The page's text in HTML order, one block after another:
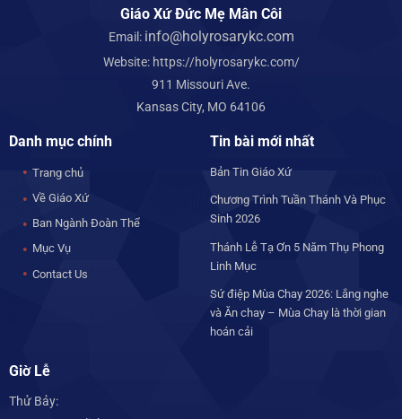
Giáo Xứ Đức Mẹ Mân Côi
Email: info@holyrosarykc.com
Website: https://holyrosarykc.com/
911 Missouri Ave.
Kansas City, MO 64106
Danh mục chính
Trang chủ
Về Giáo Xứ
Ban Ngành Đoàn Thể
Mục Vụ
Contact Us
Tin bài mới nhất
Bản Tin Giáo Xứ
Chương Trình Tuần Thánh Và Phục
Sinh 2026
Thánh Lễ Tạ Ơn 5 Năm Thụ Phong
Linh Mục
Sứ điệp Mùa Chay 2026: Lắng nghe
và Ăn chay – Mùa Chay là thời gian
hoán cải
Giờ Lễ
Thử Bảy: